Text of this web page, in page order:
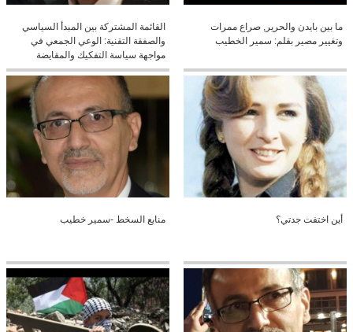
ما بين بايدن والحرير, صراع ممرات
وتغيير مصير بقلم: سمير الخطيب
القائمة المشتركة بين المبدأ السياسي
والصفقة التقنية: الوعي الجمعي في
مواجهة سياسة التفكيك والمقايضة
أين اختفت جدتي؟ منابع السخط -سمير خطيب